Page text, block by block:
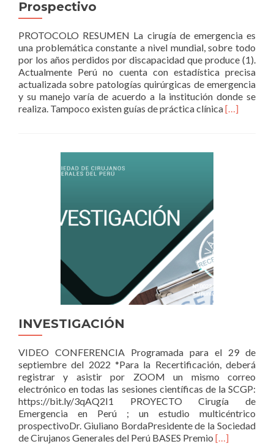
Prospectivo
PROTOCOLO RESUMEN La cirugía de emergencia es
una problemática constante a nivel mundial, sobre todo
por los años perdidos por discapacidad que produce (1).
Actualmente Perú no cuenta con estadística precisa
actualizada sobre patologías quirúrgicas de emergencia
y su manejo varía de acuerdo a la institución donde se
realiza. Tampoco existen guías de práctica clínicaRead
[…]
INVESTIGACIÓN
VIDEO CONFERENCIA Programada para el 29 de
septiembre del 2022 *Para la Recertificación, deberá
registrar y asistir por ZOOM un mismo correo
electrónico en todas las sesiones científicas de la SCGP:
https://bit.ly/3qAQ2I1 PROYECTO Cirugía de
Emergencia en Perú ; un estudio multicéntrico
prospectivoDr. Giuliano BordaPresidente de la Sociedad
de Cirujanos Generales del Perú BASES Premio Read
[…]